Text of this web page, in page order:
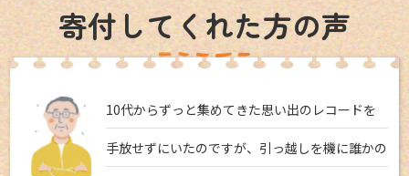
寄付してくれた方の声
10代からずっと集めてきた思い出のレコードを
手放せずにいたのですが、引っ越しを機に誰かの